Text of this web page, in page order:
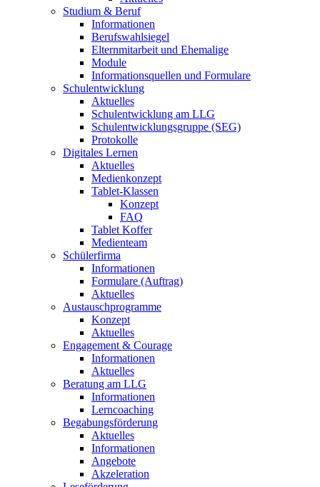
Studium & Beruf
Informationen
Berufswahlsiegel
Elternmitarbeit und Ehemalige
Module
Informationsquellen und Formulare
Schulentwicklung
Aktuelles
Schulentwicklung am LLG
Schulentwicklungsgruppe (SEG)
Protokolle
Digitales Lernen
Aktuelles
Medienkonzept
Tablet-Klassen
Konzept
FAQ
Tablet Koffer
Medienteam
Schülerfirma
Informationen
Formulare (Auftrag)
Aktuelles
Austauschprogramme
Konzept
Aktuelles
Engagement & Courage
Informationen
Aktuelles
Beratung am LLG
Informationen
Lerncoaching
Begabungsförderung
Aktuelles
Informationen
Angebote
Akzeleration